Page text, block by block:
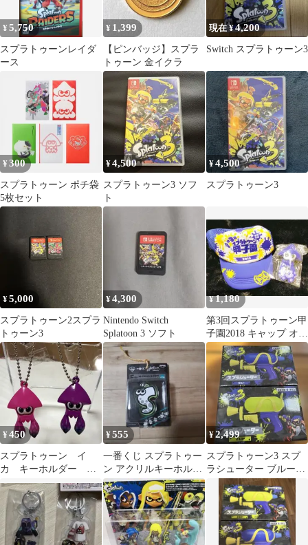
¥5,750
スプラトゥーンレイダ
ース
¥ 1,399
【ピンバッジ】スプラ
トゥーン 金イクラ
現在 ¥4,200
Switch スプラトゥーン3
¥300
スプラトゥーン ポチ袋
5枚セット
¥4,500
スプラトゥーン3 ソフ
ト
¥4,500
スプラトゥーン3
¥5,000
スプラトゥーン2スプラ
トゥーン3
¥4,300
Nintendo Switch
Splatoon 3 ソフト
¥1,180
第3回スプラトゥーン甲
子園2018 キャップ オマ
ケ ストラップ 商品説明
必読
¥450
スプラトゥーン イ
カ キーホルダー ピ
ンク 紫 2個セット
¥555
一番くじ スプラトゥー
ン アクリルキーホルダ
ー
¥2,499
スプラトゥーン3 スプ
ラシューター ブルー＆
イエロー 2個セット